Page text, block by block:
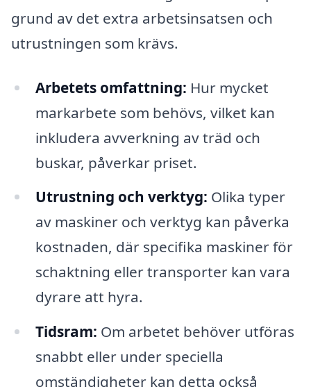
grund av det extra arbetsinsatsen och
utrustningen som krävs.
Arbetets omfattning: Hur mycket
markarbete som behövs, vilket kan
inkludera avverkning av träd och
buskar, påverkar priset.
Utrustning och verktyg: Olika typer
av maskiner och verktyg kan påverka
kostnaden, där specifika maskiner för
schaktning eller transporter kan vara
dyrare att hyra.
Tidsram: Om arbetet behöver utföras
snabbt eller under speciella
omständigheter kan detta också